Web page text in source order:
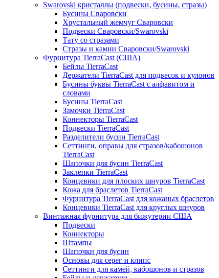
Swarovski кристаллы (подвески, бусины, стразы)
Бусины Сваровски
Хрустальный жемчуг Сваровски
Подвески Сваровски/Swarovski
Тату со стразами
Стразы и камни Сваровски/Swarovski
Фурнитура TierraCast (США)
Бейлы TierraCast
Держатели TierraCast для подвесок и кулонов
Бусины буквы TierraCast с алфавитом и
словами
Бусины TierraCast
Замочки TierraCast
Коннекторы TierraCast
Подвески TierraCast
Разделители бусин TierraCast
Сеттинги, оправы для стразов/кабошонов
TierraCast
Шапочки для бусин TierraCast
Заклепки TierraCast
Концевики для плоских шнуров TierraCast
Кожа для браслетов TierraCast
Фурнитура TierraCast для кожаных браслетов
Концевики TierraCast для круглых шнуров
Винтажная фурнитура для бижутерии США
Подвески
Коннекторы
Штампы
Шапочки для бусин
Основы для серег и клипс
Сеттинги для камей, кабошонов и стразов